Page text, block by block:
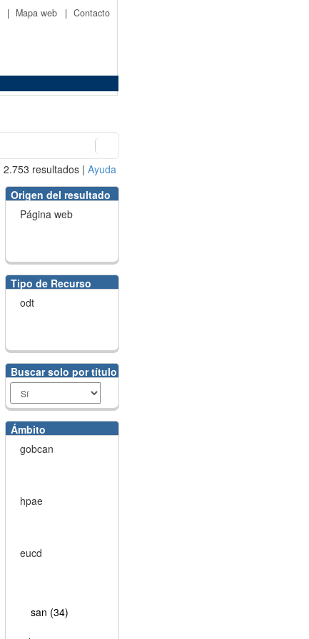
| Mapa web | Contacto
2.753 resultados | Ayuda
Origen del resultado
Página web
Tipo de Recurso
odt
Buscar solo por título
Ámbito
gobcan
hpae
eucd
san (34)